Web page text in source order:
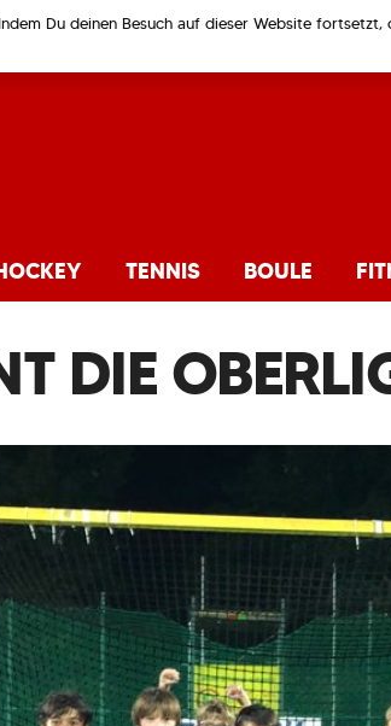
TENNIS BOULE
DIE
Du deinen Besuch auf dieser Website